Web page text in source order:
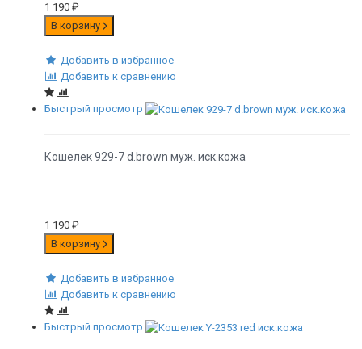
1 190 ₽
В корзину
Добавить в избранное
Добавить к сравнению
Быстрый просмотр
Кошелек 929-7 d.brown муж. иск.кожа
1 190 ₽
В корзину
Добавить в избранное
Добавить к сравнению
Быстрый просмотр